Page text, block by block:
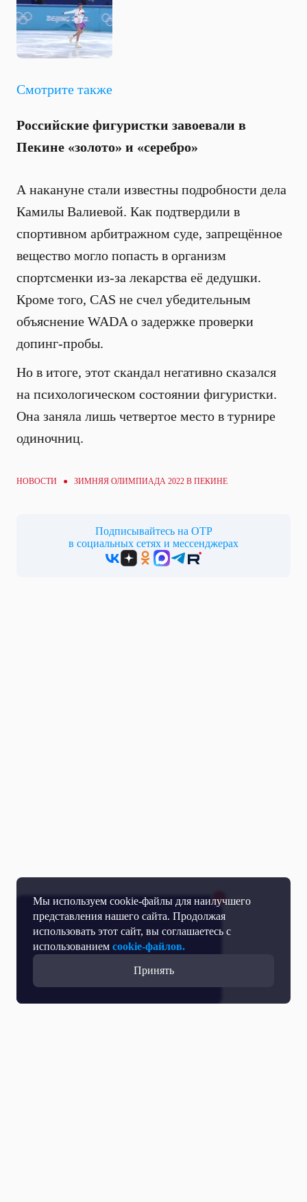
Мы используем cookie-файлы для наилучшего
представления нашего сайта. Продолжая
использовать этот сайт, вы соглашаетесь с
использованием cookie-файлов.
Принять
Смотрите также
Российские фигуристки завоевали в
Пекине «золото» и «серебро»
А накануне стали известны подробности дела
Камилы Валиевой. Как подтвердили в
спортивном арбитражном суде, запрещённое
вещество могло попасть в организм
спортсменки из-за лекарства её дедушки.
Кроме того, CAS не счел убедительным
объяснение WADA о задержке проверки
допинг-пробы.
Но в итоге, этот скандал негативно сказался
на психологическом состоянии фигуристки.
Она заняла лишь четвертое место в турнире
одиночниц.
НОВОСТИ ● ЗИМНЯЯ ОЛИМПИАДА 2022 В ПЕКИНЕ
Подписывайтесь на ОТР
в социальных сетях и мессенджерах